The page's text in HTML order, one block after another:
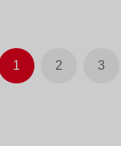
1 2 3